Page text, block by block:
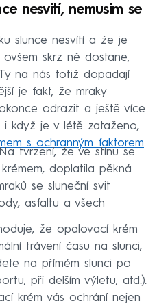
nesvítí, nemusím se
slunce nesvítí a že je
skrz ně dostane,
na nás totiž dopadají
je fakt, že mraky
odrazit a ještě více
i když je v létě zataženo,
s ochranným faktorem.
tvrzení, že ve stínu se
doplatila pěkná
se sluneční svit
asfaltu a všech
že opalovací krém
trávení času na slunci,
na přímém slunci po
při delším výletu, atd.).
krém vás ochrání nejen